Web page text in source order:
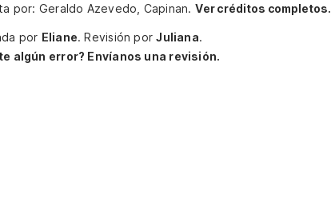
por: Geraldo Azevedo, Capinan. Ver créditos completos.
por Eliane. Revisión porJuliana.
algún error? Envíanos una revisión.